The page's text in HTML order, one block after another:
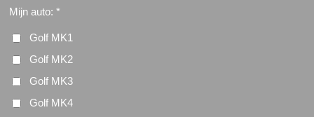
Mijn auto: *
Golf MK1
Golf MK2
Golf MK3
Golf MK4